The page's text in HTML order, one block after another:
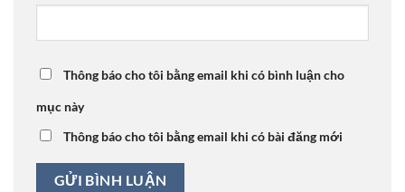
Thông báo cho tôi bằng email khi có bình luận cho
mục này
Thông báo cho tôi bằng email khi có bài đăng mới